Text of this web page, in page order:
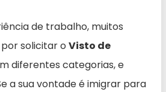
de trabalho, muitos
solicitar o Visto de
diferentes categorias, e
a sua vontade é imigrar para